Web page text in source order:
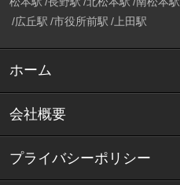
広丘駅 市役所前駅 上田駅
ホーム
会社概要
プライバシーポリシー